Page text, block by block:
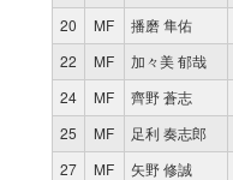
20
MF 播磨 隼佑
22
MF 加々美 郁哉
24
MF 齊野 蒼志
25
MF 足利 奏志郎
27
MF 矢野 修誠